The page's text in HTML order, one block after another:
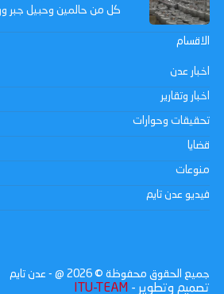
كل من حالمين وحبيل جبر
الاقسام
اخبار عدن
اخبار وتقارير
تحقيقات وحوارات
قضايا
منوعات
فيديو عدن تايم
جميع الحقوق محفوظة © 2026 @ - عدن تايم
تصميم وتطوير - ITU-TEAM